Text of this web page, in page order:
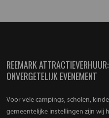
REEMARK
ONVERGETELIJK EVENEMENT
Voor vele campings, scholen,
gemeentelijke instellingen zijn wij